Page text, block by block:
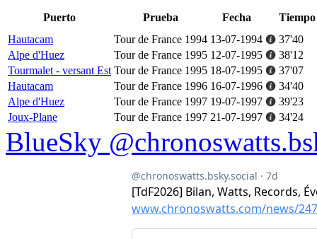
Puerto Prueba Fecha
Tiempo
Hautacam
Tour de France 1994 13-07-1994
37'40
Alpe d'Huez
Tour de France 1995 12-07-1995
38'12
Tourmalet - versant Est Tour de France 1995 18-07-1995
37'07
Hautacam
Tour de France 1996 16-07-1996
34'40
Alpe d'Huez
Tour de France 1997 19-07-1997
39'23
Joux-Plane
Tour de France 1997 21-07-1997 34'24
BlueSky